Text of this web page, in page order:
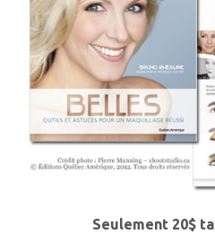
Seulement 20$